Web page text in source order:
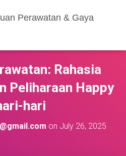
Perawatan & Gaya
Rahasia
Peliharaan Happy
hari
on July 26, 2025